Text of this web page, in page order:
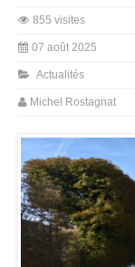
855 visites
07 août 2025
Actualités
Michel Rostagnat